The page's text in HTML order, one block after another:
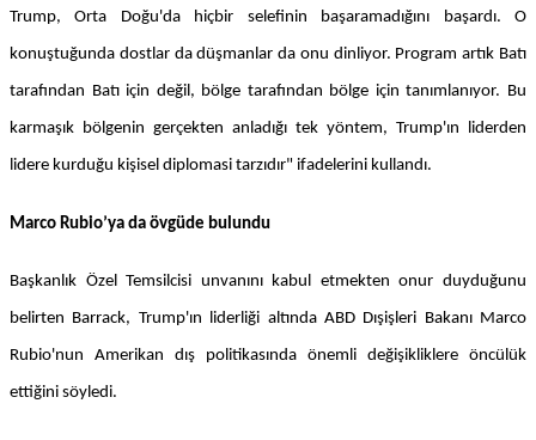
Trump, Orta Doğu'da hiçbir selefinin başaramadığını başardı. O
konuştuğunda dostlar da düşmanlar da onu dinliyor. Program artık Batı
tarafından Batı için değil, bölge tarafından bölge için tanımlanıyor. Bu
karmaşık bölgenin gerçekten anladığı tek yöntem, Trump'ın liderden
lidere kurduğu kişisel diplomasi tarzıdır" ifadelerini kullandı.
Marco Rubio’ya da övgüde bulundu
Başkanlık Özel Temsilcisi unvanını kabul etmekten onur duyduğunu
belirten Barrack, Trump'ın liderliği altında ABD Dışişleri Bakanı Marco
Rubio'nun Amerikan dış politikasında önemli değişikliklere öncülük
ettiğini söyledi.